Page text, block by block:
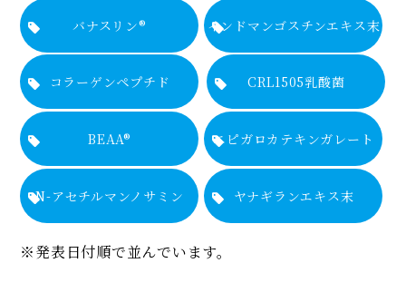
バナスリン® インドマンゴスチンエキス末
コラーゲンペプチド CRL1505乳酸菌
BEAA® エピガロカテキンガレート
N-アセチルマンノサミン ヤナギランエキス末
※発表日付順で並んでいます。